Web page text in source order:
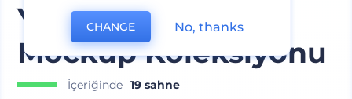
Yiyecek Ambalajı
Mockup Koleksiyonu
İçeriğinde 19 sahne
CHANGE No, thanks